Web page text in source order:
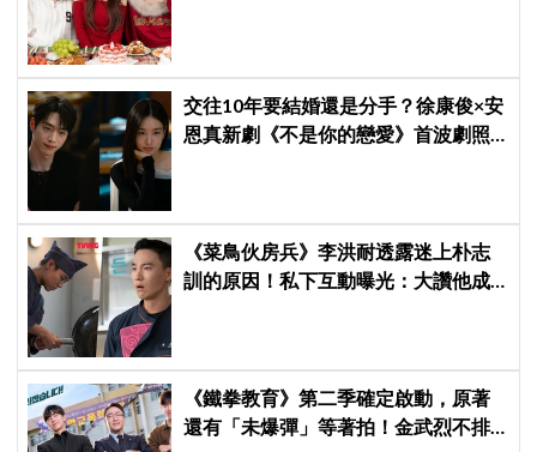
交往10年要結婚還是分手？徐康俊×安
恩真新劇《不是你的戀愛》首波劇照
《菜鳥伙房兵》李洪耐透露迷上朴志
訓的原因！私下互動曝光：大讚他成
《鐵拳教育》第二季確定啟動，原著
還有「未爆彈」等著拍！金武烈不排